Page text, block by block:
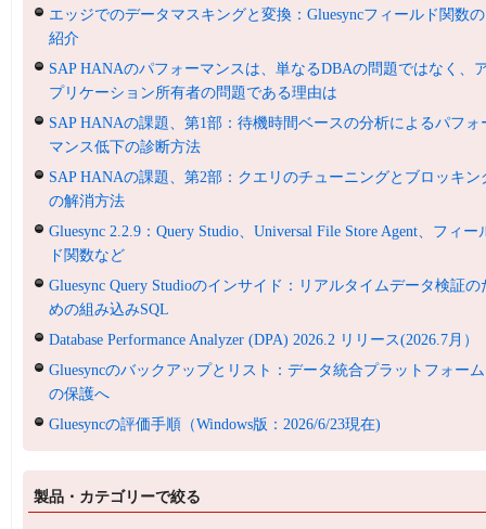
エッジでのデータマスキングと変換：Gluesyncフィールド関数の
紹介
SAP HANAのパフォーマンスは、単なるDBAの問題ではなく、
プリケーション所有者の問題である理由は
SAP HANAの課題、第1部：待機時間ベースの分析によるパフォ
マンス低下の診断方法
SAP HANAの課題、第2部：クエリのチューニングとブロッキン
の解消方法
Gluesync 2.2.9：Query Studio、Universal File Store Agent、フィー
ド関数など
Gluesync Query Studioのインサイド：リアルタイムデータ検証の
めの組み込みSQL
Database Performance Analyzer (DPA) 2026.2 リリース(2026.7月）
Gluesyncのバックアップとリスト：データ統合プラットフォーム
の保護へ
Gluesyncの評価手順（Windows版：2026/6/23現在)
製品・カテゴリーで絞る